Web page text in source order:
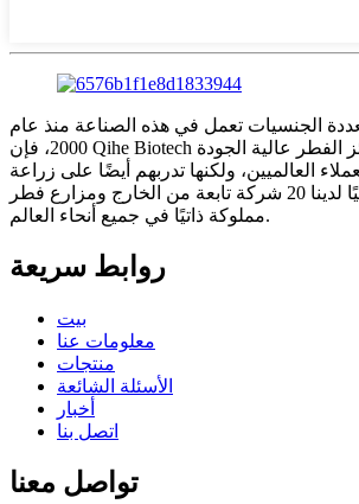
الجنسيات تعمل في هذه الصناعة منذ عام
2000، فإن Qihe Biotech لا توفر فقط ركائز الفطر عالية الجودة
العالميين، ولكنها تدربهم أيضًا على زراعة
فطر أفضل. حاليًا لدينا 20 شركة تابعة من الخارج ومزارع فطر
مملوكة ذاتيًا في جميع أنحاء العالم.
روابط سريعة
بيت
معلومات عنا
منتجات
الأسئلة الشائعة
أخبار
اتصل بنا
تواصل معنا